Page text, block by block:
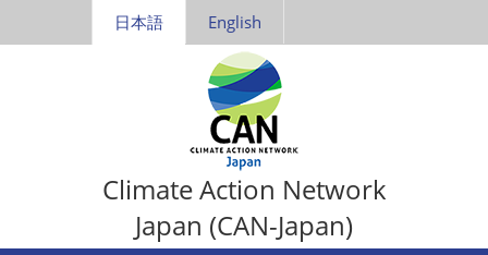
日本語 English
Climate Action Network
Japan (CAN-Japan)